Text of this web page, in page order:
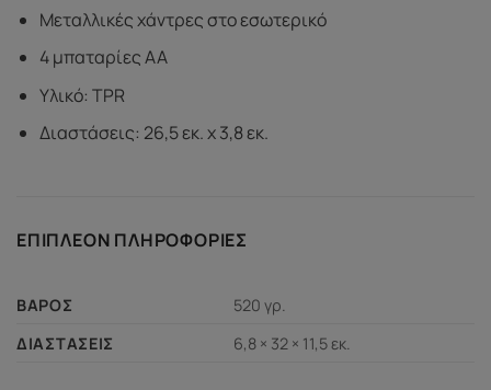
Μεταλλικές χάντρες στο εσωτερικό
4 μπαταρίες AA
Υλικό: TPR
Διαστάσεις: 26,5 εκ. x 3,8 εκ.
ΕΠΙΠΛΈΟΝ ΠΛΗΡΟΦΟΡΊΕΣ
ΒΆΡΟΣ
520 γρ.
ΔΙΑΣΤΆΣΕΙΣ
6,8 × 32 × 11,5 εκ.